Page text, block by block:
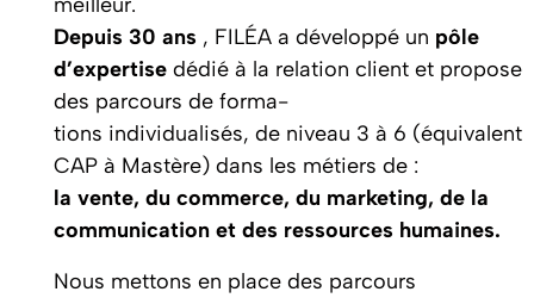
Depuis 30 ans , FILÉA a développé un pôle
d’expertise dédié à la relation client et propose
des parcours de forma-
tions individualisés, de niveau 3 à 6 (équivalent
CAP à Mastère) dans les métiers de :
la vente, du commerce, du marketing, de la
communication et des ressources humaines.
Nous mettons en place des parcours